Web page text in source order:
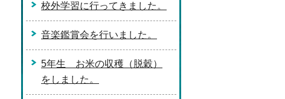
校外学習に行ってきました。
音楽鑑賞会を行いました。
5年生 お米の収穫（脱穀）
をしました。